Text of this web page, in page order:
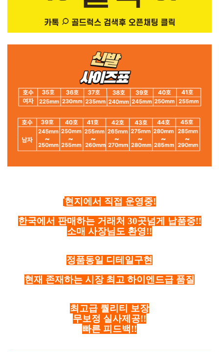
현지에서 직접 운영중!
한국에서 판매하는 거래처 30곳넘게 납품중!!
소매 사장님도 환영!!
정품동일 디테일구현
현재 존재하는 시장 최고 하이엔드급 품질
최고급 퀄리티 보장
무보정 실사제공!!
빠른 피드백!!